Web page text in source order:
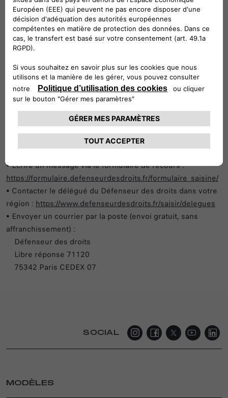
• Le navigateur et le système d’exploitation utilisés
• La technologie d’assistance éventuellement utilisée (ex.
lecteur d’écran NVDA, VoiceOver…)
Nous nous engageons à vous répondre dans les meilleurs
VOIES DE RECOURS
Si vous constatez un défaut d’accessibilité et que vous ne
parvenez pas à obtenir une réponse satisfaisante de notre
part, vous êtes en droit de faire parvenir vos doléances ou
une demande de saisine au Défenseur des droits :
• Ecrire un message via le formulaire de recours :
https://formulaire.defenseurdesdroits.fr/formulaire_saisine/
• Contacter le délégué du Défenseur des droits dans votre
région : https://www.defenseurdesdroits.fr/saisir/delegues
• Envoyer un courrier par la poste (envoi gratuit, sans
affranchissement) :
Défenseur des droits
Libre réponse 71120
75342 Paris CEDEX 07
SOCIAL
MODÈLES